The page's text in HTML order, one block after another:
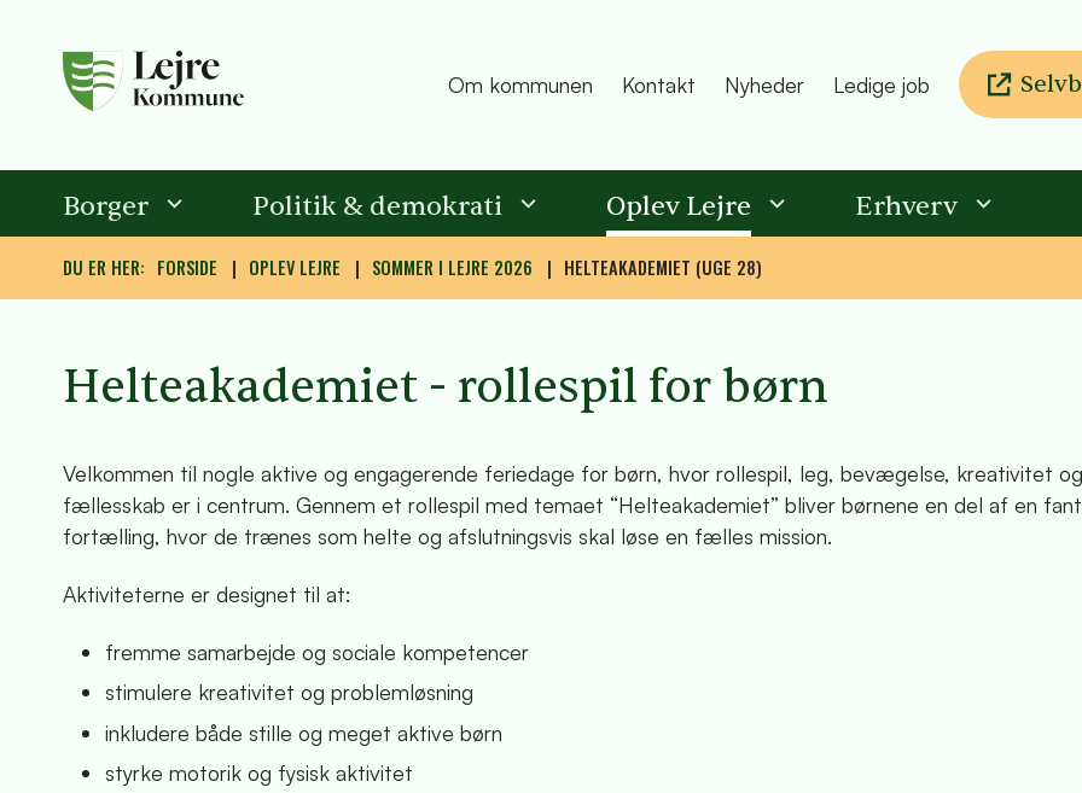
Om kommunen Kontakt Nyheder Ledige job
Borger Politik & demokrati Oplev Lejre Erhverv
DU ER HER: FORSIDE OPLEV LEJRE SOMMER I LEJRE 2026 HELTEAKADEMIET (UGE 28)
Helteakademiet - rollespil for børn
Velkommen til nogle aktive og engagerende feriedage for børn, hvor rollespil, leg, bevægelse, kreativitet og
fællesskab er i centrum. Gennem et rollespil med temaet “Helteakademiet” bliver børnene en del af en
fortælling, hvor de trænes som helte og afslutningsvis skal løse en fælles mission.
Aktiviteterne er designet til at:
fremme samarbejde og sociale kompetencer
stimulere kreativitet og problemløsning
inkludere både stille og meget aktive børn
styrke motorik og fysisk aktivitet